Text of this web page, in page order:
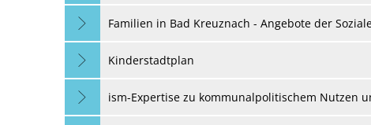
Familien in Bad Kreuznach - Angebote der
Kinderstadtplan
ism-Expertise zu kommunalpolitischem Nutzen